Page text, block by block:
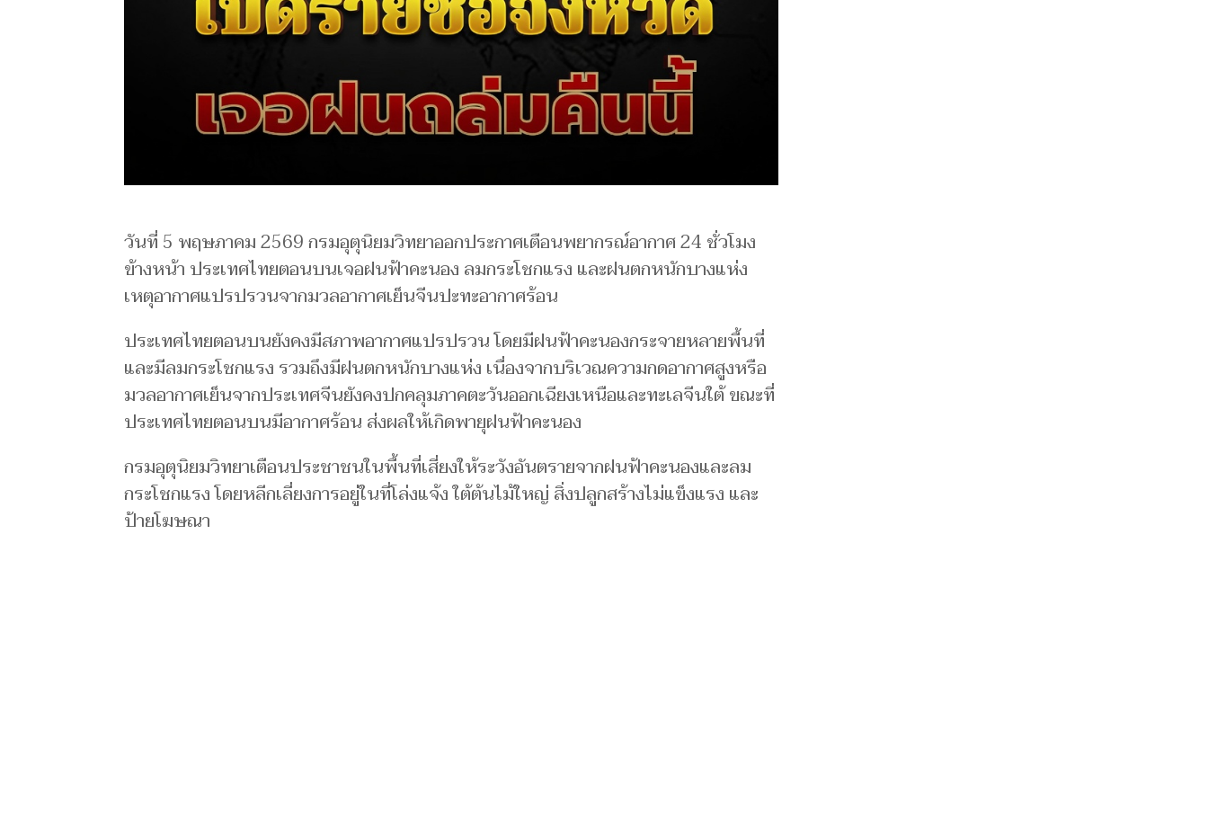
วันที่ 5 พฤษภาคม 2569 กรมอุตุนิยมวิทยาออกประกาศเตือนพยากรณ์อากาศ 24 ชั่วโมง
ข้างหน้า ประเทศไทยตอนบนเจอฝนฟ้าคะนอง ลมกระโชกแรง และฝนตกหนักบางแห่ง
เหตุอากาศแปรปรวนจากมวลอากาศเย็นจีนปะทะอากาศร้อน
ประเทศไทยตอนบนยังคงมีสภาพอากาศแปรปรวน โดยมีฝนฟ้าคะนองกระจายหลายพื้นที่
และมีลมกระโชกแรง รวมถึงมีฝนตกหนักบางแห่ง เนื่องจากบริเวณความกดอากาศสูงหรือ
มวลอากาศเย็นจากประเทศจีนยังคงปกคลุมภาคตะวันออกเฉียงเหนือและทะเลจีนใต้ ขณะที่
ประเทศไทยตอนบนมีอากาศร้อน ส่งผลให้เกิดพายุฝนฟ้าคะนอง
กรมอุตุนิยมวิทยาเตือนประชาชนในพื้นที่เสี่ยงให้ระวังอันตรายจากฝนฟ้าคะนองและลม
กระโชกแรง โดยหลีกเลี่ยงการอยู่ในที่โล่งแจ้ง ใต้ต้นไม้ใหญ่ สิ่งปลูกสร้างไม่แข็งแรง และ
ป้ายโฆษณา